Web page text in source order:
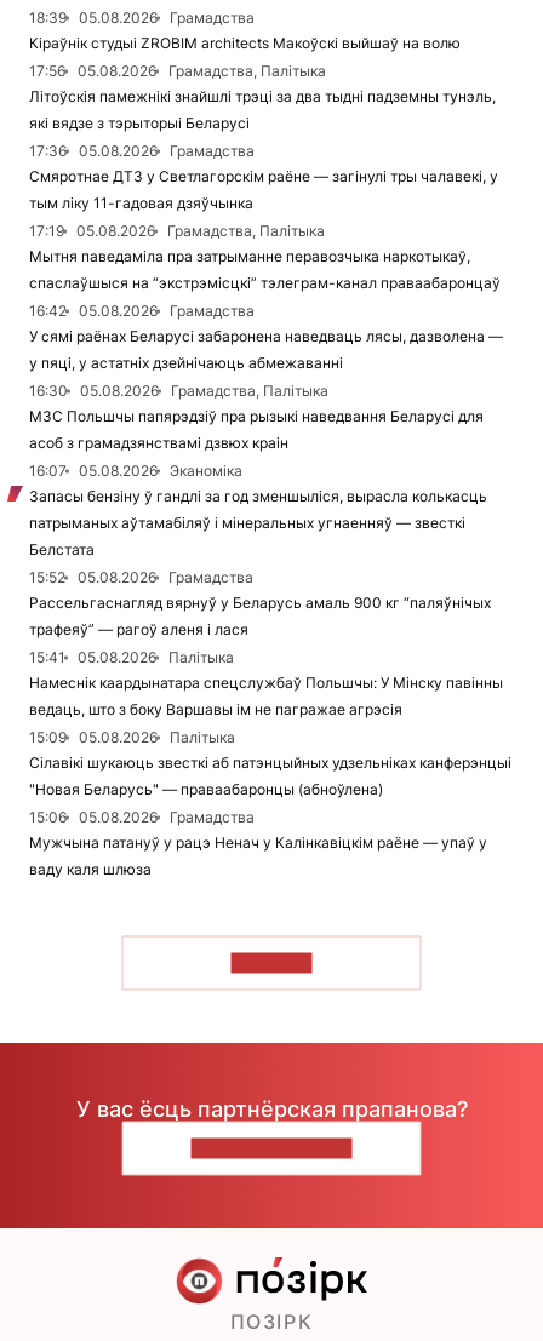
18:39
05.08.2026
Грамадства
Кіраўнік студыі ZROBIM architects Макоўскі выйшаў на волю
17:56
05.08.2026
Грамадства, Палітыка
Літоўскія памежнікі знайшлі трэці за два тыдні падземны тунэль,
які вядзе з тэрыторыі Беларусі
17:36
05.08.2026
Грамадства
Смяротнае ДТЗ у Светлагорскім раёне — загінулі тры чалавекі, у
тым ліку 11-гадовая дзяўчынка
17:19
05.08.2026
Грамадства, Палітыка
Мытня паведаміла пра затрыманне перавозчыка наркотыкаў,
спаслаўшыся на “экстрэмісцкі” тэлеграм-канал праваабаронцаў
16:42
05.08.2026
Грамадства
У сямі раёнах Беларусі забаронена наведваць лясы, дазволена —
у пяці, у астатніх дзейнічаюць абмежаванні
16:30
05.08.2026
Грамадства, Палітыка
МЗС Польшчы папярэдзіў пра рызыкі наведвання Беларусі для
асоб з грамадзянствамі дзвюх краін
16:07
05.08.2026
Эканоміка
Запасы бензіну ў гандлі за год зменшыліся, вырасла колькасць
патрыманых аўтамабіляў і мінеральных угнаенняў — звесткі
Белстата
15:52
05.08.2026
Грамадства
Рассельгаснагляд вярнуў у Беларусь амаль 900 кг “паляўнічых
трафеяў” — рагоў аленя і лася
15:41
05.08.2026
Палітыка
Намеснік каардынатара спецслужбаў Польшчы: У Мінску павінны
ведаць, што з боку Варшавы ім не пагражае агрэсія
15:09
05.08.2026
Палітыка
Сілавікі шукаюць звесткі аб патэнцыйных удзельніках канферэнцыі
"Новая Беларусь" — праваабаронцы (абноўлена)
15:06
05.08.2026
Грамадства
Мужчына патануў у рацэ Ненач у Калінкавіцкім раёне — упаў у
ваду каля шлюза
У вас ёсць партнёрская прапанова?
ПОЗІРК